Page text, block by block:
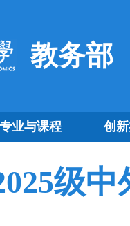
教务部
专业与课程 创
级